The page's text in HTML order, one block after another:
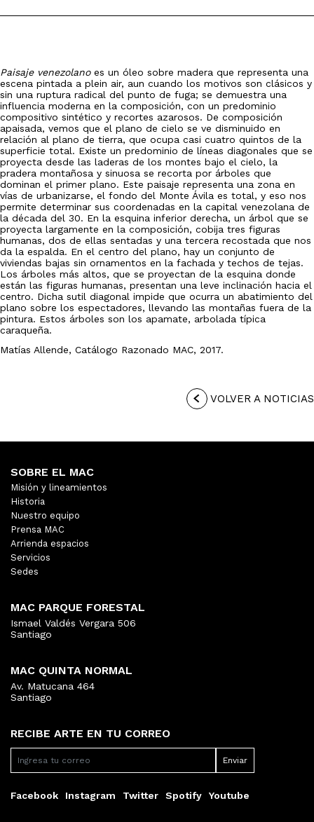
Paisaje venezolanoes un óleo sobre madera que representa una
escena pintada a plein air, aun cuando los motivos son clásicos y
sin una ruptura radical del punto de fuga; se demuestra una
influencia moderna en la composición, con un predominio
compositivo sintético y recortes azarosos. De composición
apaisada, vemos que el plano de cielo se ve disminuido en
relación al plano de tierra, que ocupa casi cuatro quintos de la
superficie total. Existe un predominio de líneas diagonales que se
proyecta desde las laderas de los montes bajo el cielo, la
pradera montañosa y sinuosa se recorta por árboles que
dominan el primer plano. Este paisaje representa una zona en
vías de urbanizarse, el fondo del Monte Ávila es total, y eso nos
permite determinar sus coordenadas en la capital venezolana de
la década del 30. En la esquina inferior derecha, un árbol que se
proyecta largamente en la composición, cobija tres figuras
humanas, dos de ellas sentadas y una tercera recostada que nos
da la espalda. En el centro del plano, hay un conjunto de
viviendas bajas sin ornamentos en la fachada y techos de tejas.
Los árboles más altos, que se proyectan de la esquina donde
están las figuras humanas, presentan una leve inclinación hacia el
centro. Dicha sutil diagonal impide que ocurra un abatimiento del
plano sobre los espectadores, llevando las montañas fuera de la
pintura. Estos árboles son los apamate, arbolada típica
caraqueña.
Matías Allende, Catálogo Razonado MAC, 2017.
VOLVER A NOTICIAS
RECIBE ARTE EN TU CORREO
Facebook Instagram Twitter Spotify Youtube
SOBRE EL MAC
Misión y lineamientos
Historia
Nuestro equipo
Prensa MAC
Arrienda espacios
Servicios
Sedes
MAC PARQUE FORESTAL
Ismael Valdés Vergara 506
Santiago
MAC QUINTA NORMAL
Av. Matucana 464
Santiago